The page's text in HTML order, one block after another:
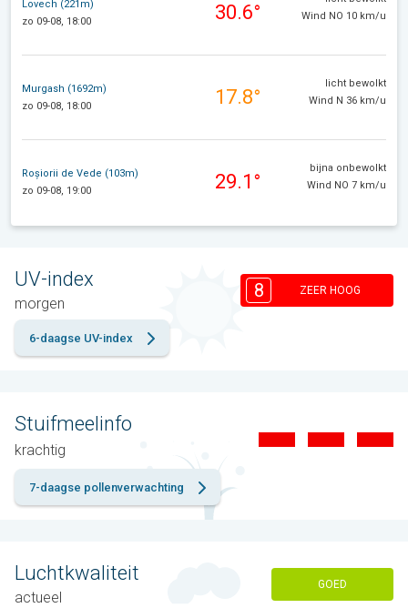
Lovech (221m)
zo 09-08, 18:00
30.6°
Wind NO 10 km/u
Murgash (1692m)
zo 09-08, 18:00
17.8°
licht bewolkt
Wind N 36 km/u
Roșiorii de Vede (103m)
zo 09-08, 19:00
29.1°
bijna onbewolkt
Wind NO 7 km/u
UV-index
morgen
8 ZEER HOOG
6-daagse UV-index
Stuifmeelinfo
krachtig
7-daagse pollenverwachting
Luchtkwaliteit
actueel
GOED